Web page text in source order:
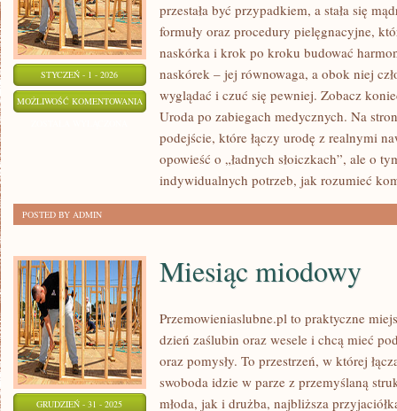
STYCZEŃ - 1 - 2026
MOŻLIWOŚĆ KOMENTOWANIA SKŁADNIKI
AKTYWNE
ANALIZA
przestała być przypadkiem, a stała się
formuły oraz procedury pielęgnacyjne,
naskórka i krok po kroku budować
naskórek – jej równowaga, a obok niej
wyglądać i czuć się pewniej. Zobacz
Uroda po zabiegach medycznych. Na
podejście, które łączy urodę z realnymi
opowieść o „ładnych słoiczkach”, ale o
indywidualnych potrzeb, jak rozumieć
POSTED BY ADMIN
GRUDZIEŃ - 31 - 2025
Miesiąc miodowy
Przemowieniaslubne.pl to praktyczne
dzień zaślubin oraz wesele i chcą mieć
oraz pomysły. To przestrzeń, w której
swoboda idzie w parze z przemyślaną
młoda, jak i drużba, najbliższa